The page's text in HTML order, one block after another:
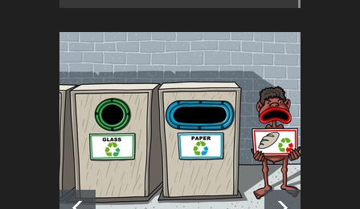
اخبار 6 ماه قبل
تسلیت به همکار | سهراب خیری
اخبار 6 ماه قبل
آغاز دوره‌های تخصصی فصل
تابستان 1405 خانه کاریکات…